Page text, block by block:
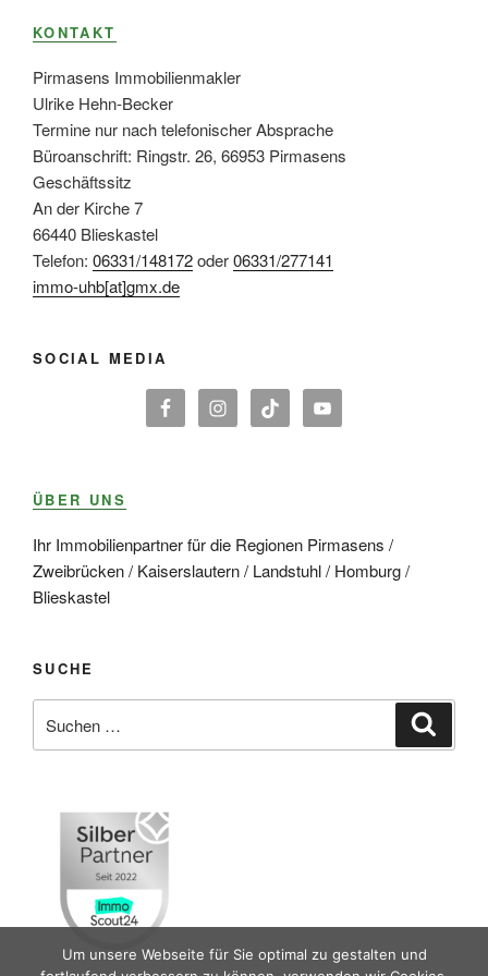
KONTAKT
Pirmasens Immobilienmakler
Ulrike Hehn-Becker
Termine nur nach telefonischer Absprache
Büroanschrift: Ringstr. 26, 66953 Pirmasens
Geschäftssitz
An der Kirche 7
66440 Blieskastel
Telefon: 06331/148172oder06331/277141
immo-uhb[at]gmx.de
SOCIAL MEDIA
ÜBER UNS
Ihr Immobilienpartner für die Regionen Pirmasens /
Zweibrücken / Kaiserslautern / Landstuhl / Homburg /
Blieskastel
SUCHE
nach:
Um unsere Webseite für Sie optimal zu gestalten und